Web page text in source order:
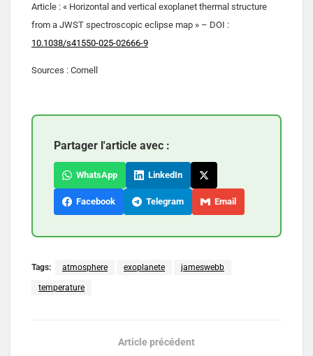
Article : « Horizontal and vertical exoplanet thermal structure
from a JWST spectroscopic eclipse map » – DOI :
10.1038/s41550-025-02666-9
Sources : Cornell
Partager l'article avec :
WhatsApp LinkedIn
Facebook Telegram Email
Tags: atmosphere exoplanete jameswebb
temperature
Article précédent